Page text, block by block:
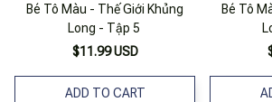
Bé Tô Màu - Thế Giới Khủng
Long - Tập 5
$11.99 USD
ADD TO CART
Bé Tô